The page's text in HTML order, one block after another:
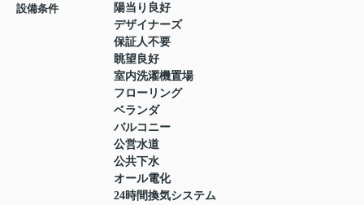
設備条件
陽当り良好
デザイナーズ
保証人不要
眺望良好
室内洗濯機置場
フローリング
ベランダ
バルコニー
公営水道
公共下水
オール電化
24時間換気システム